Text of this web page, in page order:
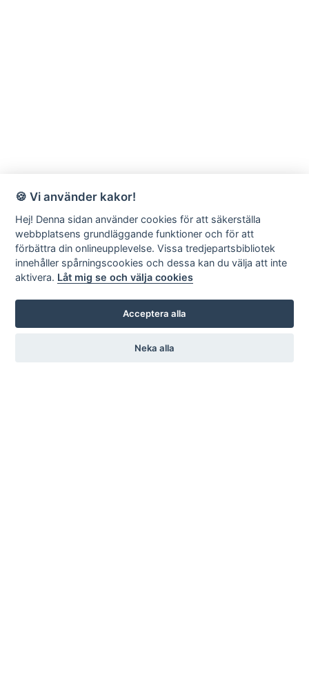
🍪 Vi använder kakor!
Hej! Denna sidan använder cookies för att säkerställa
webbplatsens grundläggande funktioner och för att
förbättra din onlineupplevelse. Vissa tredjepartsbibliotek
innehåller spårningscookies och dessa kan du välja att inte
aktivera. Låt mig se och välja cookies
Acceptera alla
Neka alla